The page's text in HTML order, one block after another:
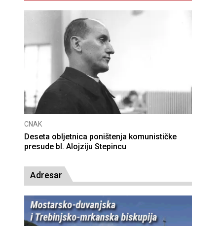
CNAK
Deseta obljetnica poništenja komunističke
presude bl. Alojziju Stepincu
Adresar